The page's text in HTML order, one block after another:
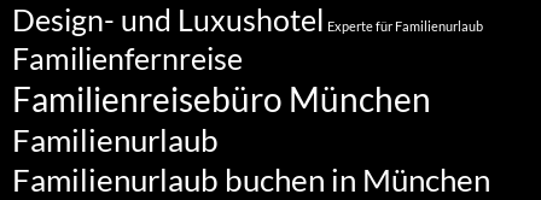
Design- und Luxushotel Experte für Familienurlaub
Familienfernreise
Familienreisebüro München
Familienurlaub
Familienurlaub buchen in München